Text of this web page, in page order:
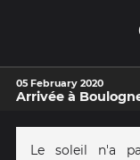
05 February 2020
Arrivée à
Le soleil n'a